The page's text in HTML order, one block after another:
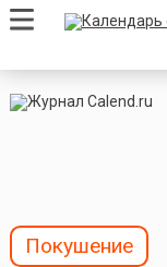
Покушение